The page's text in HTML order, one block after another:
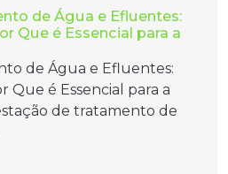
de Água e Efluentes:
Que é Essencial para a
de Água e Efluentes:
Que é Essencial para a
de tratamento de